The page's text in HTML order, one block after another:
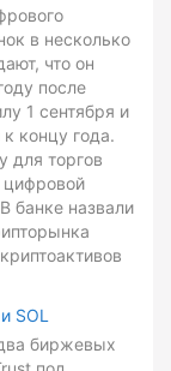
в несколько
что он
после
1 сентября и
концу года.
для торгов
цифровой
банке назвали
SOL
биржевых